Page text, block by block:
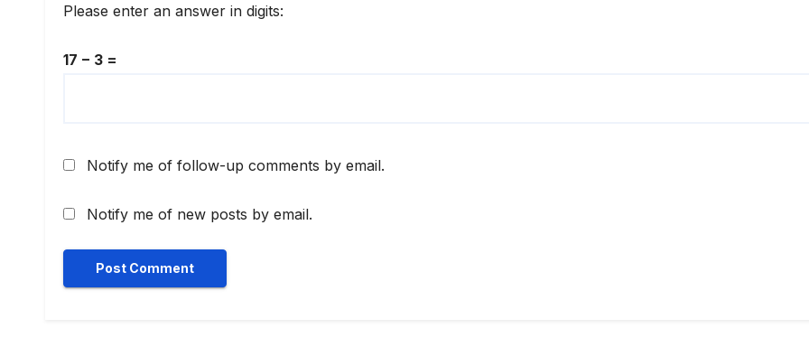
Please enter an answer in digits:
17 − 3 =
Notify me of follow-up comments by email.
Notify me of new posts by email.